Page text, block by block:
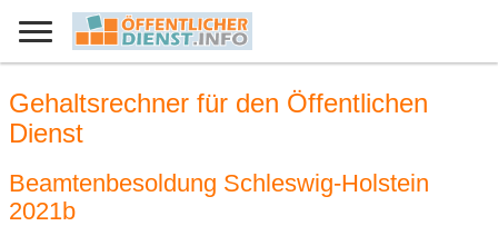
Gehaltsrechner für den Öffentlichen
Dienst
Beamtenbesoldung Schleswig-Holstein
2021b